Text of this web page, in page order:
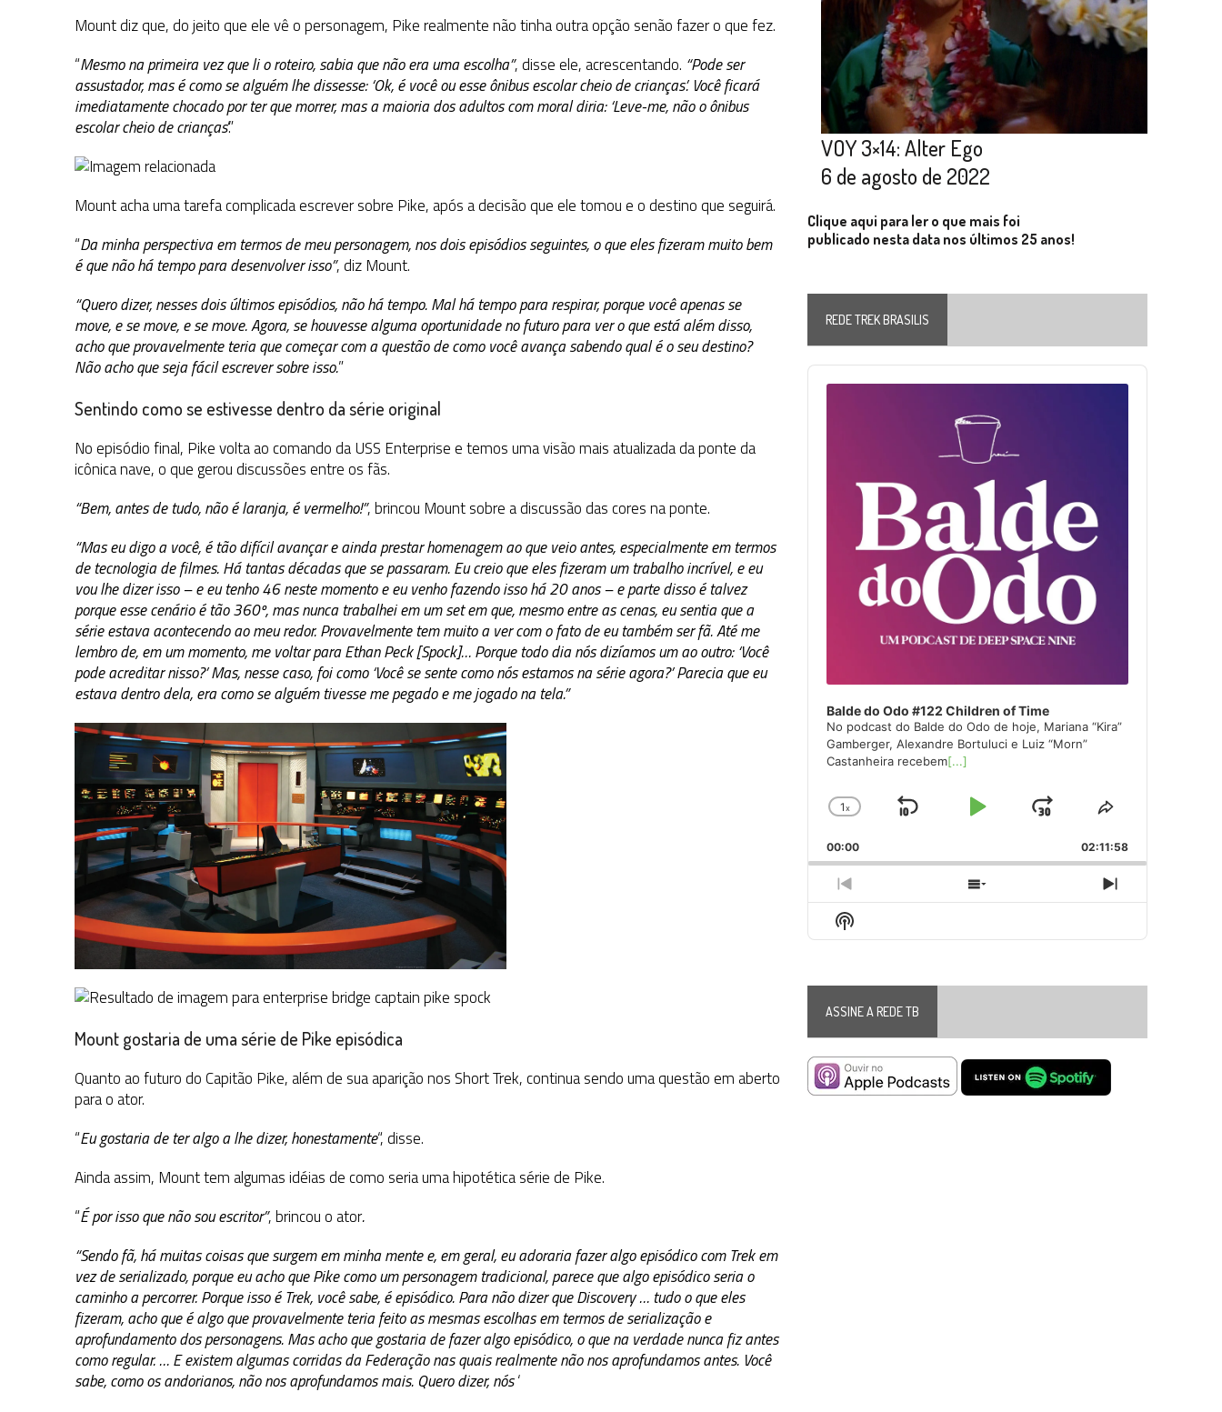
Mount diz que, do jeito que ele vê o personagem, Pike realmente não tinha outra opção senão fazer o que fez.
“Mesmo na primeira vez que li o roteiro, sabia que não era uma escolha”, disse ele, acrescentando. “Pode ser
assustador, mas é como se alguém lhe dissesse: ‘Ok, é você ou esse ônibus escolar cheio de crianças’. Você ficará
imediatamente chocado por ter que morrer, mas a maioria dos adultos com moral diria: ‘Leve-me, não o ônibus
escolar cheio de crianças‘.”
Mount acha uma tarefa complicada escrever sobre Pike, após a decisão que ele tomou e o destino que seguirá.
“Da minha perspectiva em termos de meu personagem, nos dois episódios seguintes, o que eles fizeram muito bem
é que não há tempo para desenvolver isso”, diz Mount.
“Quero dizer, nesses dois últimos episódios, não há tempo. Mal há tempo para respirar, porque você apenas se
move, e se move, e se move. Agora, se houvesse alguma oportunidade no futuro para ver o que está além disso,
acho que provavelmente teria que começar com a questão de como você avança sabendo qual é o seu destino?
Não acho que seja fácil escrever sobre isso.”
Sentindo como se estivesse dentro da série original
No episódio final, Pike volta ao comando da USS Enterprise e temos uma visão mais atualizada da ponte da
icônica nave, o que gerou discussões entre os fãs.
“Bem, antes de tudo, não é laranja, é vermelho!”, brincou Mount sobre a discussão das cores na ponte.
“Mas eu digo a você, é tão difícil avançar e ainda prestar homenagem ao que veio antes, especialmente em termos
de tecnologia de filmes. Há tantas décadas que se passaram. Eu creio que eles fizeram um trabalho incrível, e eu
vou lhe dizer isso – e eu tenho 46 neste momento e eu venho fazendo isso há 20 anos – e parte disso é talvez
porque esse cenário é tão 360º, mas nunca trabalhei em um set em que, mesmo entre as cenas, eu sentia que a
série estava acontecendo ao meu redor. Provavelmente tem muito a ver com o fato de eu também ser fã. Até me
lembro de, em um momento, me voltar para Ethan Peck [Spock]… Porque todo dia nós dizíamos um ao outro: ‘Você
pode acreditar nisso?’ Mas, nesse caso, foi como ‘Você se sente como nós estamos na série agora?’ Parecia que eu
estava dentro dela, era como se alguém tivesse me pegado e me jogado na tela.”
Mount gostaria de uma série de Pike episódica
Quanto ao futuro do Capitão Pike, além de sua aparição nos Short Trek, continua sendo uma questão em aberto
para o ator.
“Eu gostaria de ter algo a lhe dizer, honestamente“, disse.
Ainda assim, Mount tem algumas idéias de como seria uma hipotética série de Pike.
“É por isso que não sou escritor”, brincou o ator.
“Sendo fã, há muitas coisas que surgem em minha mente e, em geral, eu adoraria fazer algo episódico com Trek em
vez de serializado, porque eu acho que Pike como um personagem tradicional, parece que algo episódico seria o
caminho a percorrer. Porque isso é Trek, você sabe, é episódico. Para não dizer que Discovery … tudo o que eles
fizeram, acho que é algo que provavelmente teria feito as mesmas escolhas em termos de serialização e
aprofundamento dos personagens. Mas acho que gostaria de fazer algo episódico, o que na verdade nunca fiz antes
como regular. … E existem algumas corridas da Federação nas quais realmente não nos aprofundamos antes. Você
sabe, como os andorianos, não nos aprofundamos mais. Quero dizer, nós‘
VOY 3×14: Alter Ego
6 de agosto de 2022
Clique aqui para ler o que mais foi
publicado nesta data nos últimos 25 anos!
REDE TREK BRASILIS
Audio
Player
Balde do Odo #122 Children of Time
No podcast do Balde do Odo de hoje, Mariana “Kira”
Gamberger, Alexandre Bortuluci e Luiz “Morn”
Castanheira recebem[...]
Change
Rate
1x
Skip
Play
Jump
Forward
Share
Episode
00:00 02:11:58
Previous
Episode
Show
Episodes
Next
Episode
Show
Podcast
ASSINE A REDE TB